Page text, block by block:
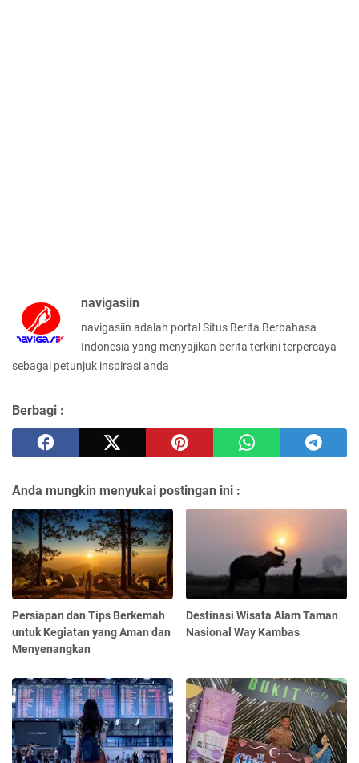
navigasiin
navigasiin adalah portal Situs Berita Berbahasa
Indonesia yang menyajikan berita terkini terpercaya
sebagai petunjuk inspirasi anda
Berbagi :
Anda mungkin menyukai postingan ini :
Persiapan dan Tips Berkemah
untuk Kegiatan yang Aman dan
Menyenangkan
Destinasi Wisata Alam Taman
Nasional Way Kambas